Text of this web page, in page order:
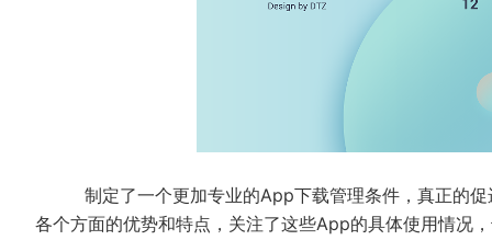
制定了一个更加专业的App下载管理条件，真正的促
各个方面的优势和特点，关注了这些App的具体使用情况